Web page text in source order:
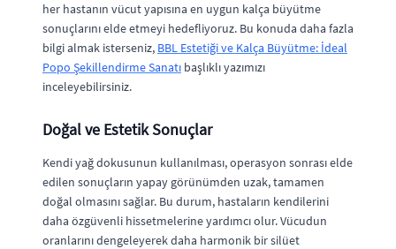
her hastanın vücut yapısına en uygun kalça büyütme
sonuçlarını elde etmeyi hedefliyoruz. Bu konuda daha fazla
bilgi almak isterseniz, BBL Estetiği ve Kalça Büyütme: İdeal
Popo Şekillendirme Sanatı başlıklı yazımızı
inceleyebilirsiniz.
Doğal ve Estetik Sonuçlar
Kendi yağ dokusunun kullanılması, operasyon sonrası elde
edilen sonuçların yapay görünümden uzak, tamamen
doğal olmasını sağlar. Bu durum, hastaların kendilerini
daha özgüvenli hissetmelerine yardımcı olur. Vücudun
oranlarını dengeleyerek daha harmonik bir silüet